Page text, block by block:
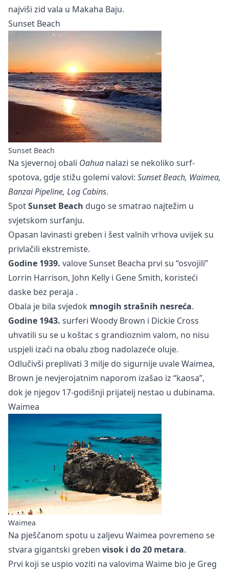
najviši zid vala u Makaha Baju.
Sunset Beach
Sunset Beach
Na sjevernoj obali Oahua nalazi se nekoliko surf-
spotova, gdje stižu golemi valovi: Sunset Beach, Waimea,
Banzai Pipeline, Log Cabins.
SpotSunset Beach dugo se smatrao najtežim u
svjetskom surfanju.
Opasan lavinasti greben i šest valnih vrhova uvijek su
privlačili ekstremiste.
Godine 1939. valove Sunset Beacha prvi su “osvojili”
Lorrin Harrison, John Kelly i Gene Smith, koristeći
daske bez peraja .
Obala je bila svjedok mnogih strašnih nesreća.
Godine 1943. surferi Woody Brown i Dickie Cross
uhvatili su se u koštac s grandioznim valom, no nisu
uspjeli izaći na obalu zbog nadolazeće oluje.
Odlučivši preplivati 3 milje do sigurnije uvale Waimea,
Brown je nevjerojatnim naporom izašao iz “kaosa”,
dok je njegov 17-godišnji prijatelj nestao u dubinama.
Waimea
Waimea
Na pješčanom spotu u zaljevu Waimea povremeno se
stvara gigantski greben visok i do 20 metara.
Prvi koji se uspio voziti na valovima Waime bio je Greg